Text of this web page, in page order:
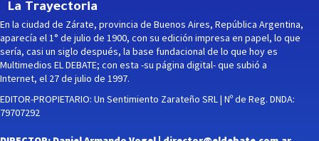
La Trayectoria
En la ciudad de Zárate, provincia de Buenos Aires, República Argentina,
aparecía el 1° de julio de 1900, con su edición impresa en papel, lo que
sería, casi un siglo después, la base fundacional de lo que hoy es
Multimedios EL DEBATE; con esta -su página digital- que subió a
Internet, el 27 de julio de 1997.
EDITOR-PROPIETARIO: Un Sentimiento Zarateño SRL | Nº de Reg. DNDA:
79707292